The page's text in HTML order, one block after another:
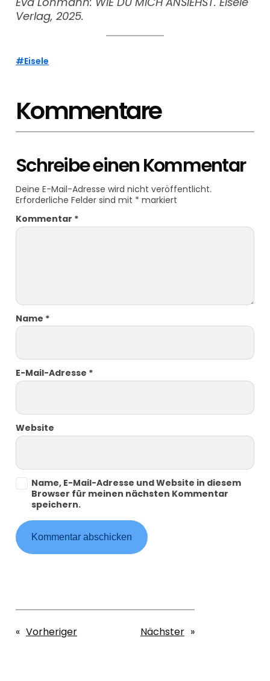
Verlag, 2025.
Eisele
Kommentare
Schreibe einen Kommentar
Deine E-Mail-Adresse wird nicht veröffentlicht.
Erforderliche Felder sind mit * markiert
Kommentar *
Name *
E-Mail-Adresse *
Website
Name, E-Mail-Adresse und Website in diesem
Browser für meinen nächsten Kommentar
speichern.
« Vorheriger Nächster »